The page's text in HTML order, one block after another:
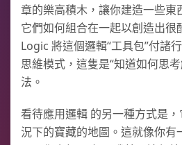
章的樂高積木，讓你建造一些東
它們如何組合在一起以創造出
Logic 將這個邏輯“工具包”付諸
思維模式，這隻是“知道如何思
法。
看待應用邏輯 的另一種方式是
況下的寶藏的地圖。這就像你有